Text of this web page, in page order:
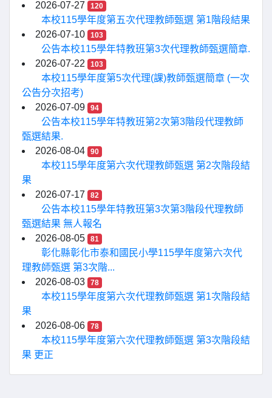
2026-07-27
120
本校115學年度第五次代理教師甄選 第1階段結果
2026-07-10
103
公告本校115學年特教班第3次代理教師甄選簡章.
2026-07-22
103
本校115學年度第5次代理(課)教師甄選簡章 (一次
公告分次招考)
2026-07-09
94
公告本校115學年特教班第2次第3階段代理教師
甄選結果.
2026-08-04
90
本校115學年度第六次代理教師甄選 第2次階段結
果
2026-07-17
82
公告本校115學年特教班第3次第3階段代理教師
甄選結果 無人報名
2026-08-05
81
彰化縣彰化市泰和國民小學115學年度第六次代
理教師甄選 第3次階...
2026-08-03
78
本校115學年度第六次代理教師甄選 第1次階段結
果
2026-08-06
78
本校115學年度第六次代理教師甄選 第3次階段結
果 更正